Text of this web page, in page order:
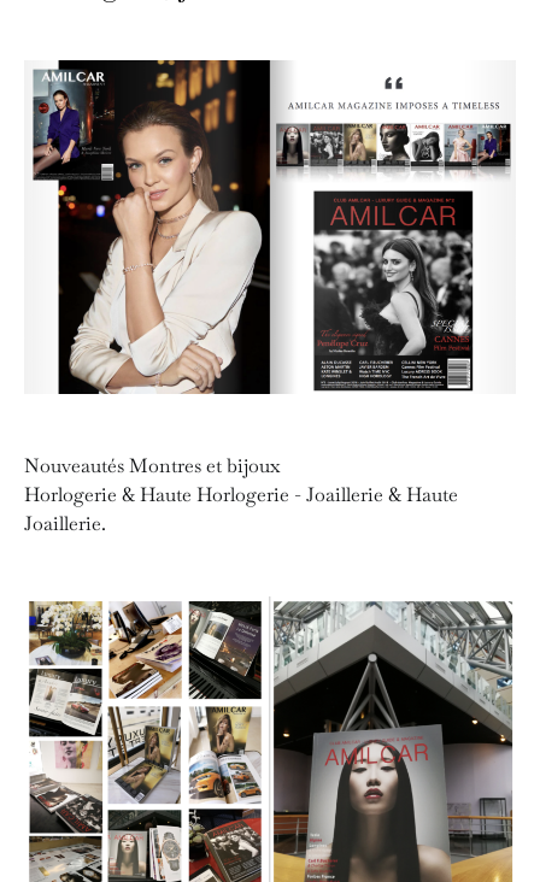
Nouveautés Montres et bijoux
Horlogerie & Haute Horlogerie - Joaillerie & Haute
Joaillerie.